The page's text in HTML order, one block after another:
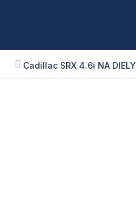
Cadillac SRX 4.6i NA DIELY